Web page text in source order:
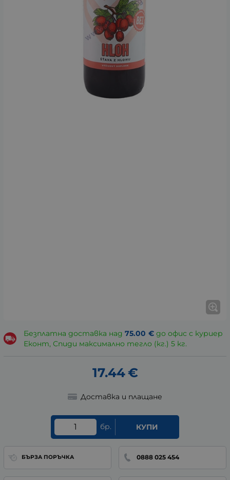
Безплатна доставка над 75.00 €до офис с куриер
Еконт, Спиди максимално тегло (кг.) 5 кг.
17.44€
Доставка и плащане
бр. КУПИ
БЪРЗА ПОРЪЧКА 0888 025 454